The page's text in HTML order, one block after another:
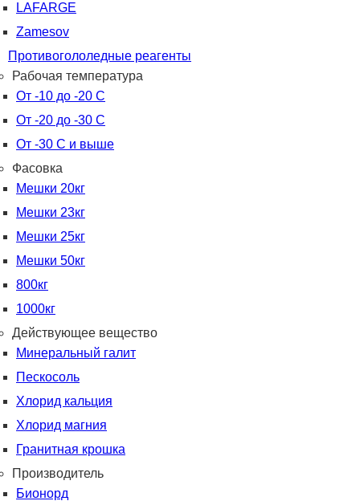
LAFARGE
Zamesov
Противогололедные реагенты
Рабочая температура
От -10 до -20 С
От -20 до -30 С
От -30 С и выше
Фасовка
Мешки 20кг
Мешки 23кг
Мешки 25кг
Мешки 50кг
800кг
1000кг
Действующее вещество
Минеральный галит
Пескосоль
Хлорид кальция
Хлорид магния
Гранитная крошка
Производитель
Бионорд